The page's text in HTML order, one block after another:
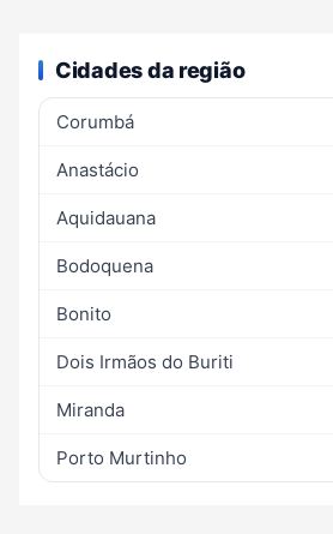
Cidades da região
Corumbá
Anastácio
Aquidauana
Bodoquena
Bonito
Dois Irmãos do Buriti
Miranda
Porto Murtinho